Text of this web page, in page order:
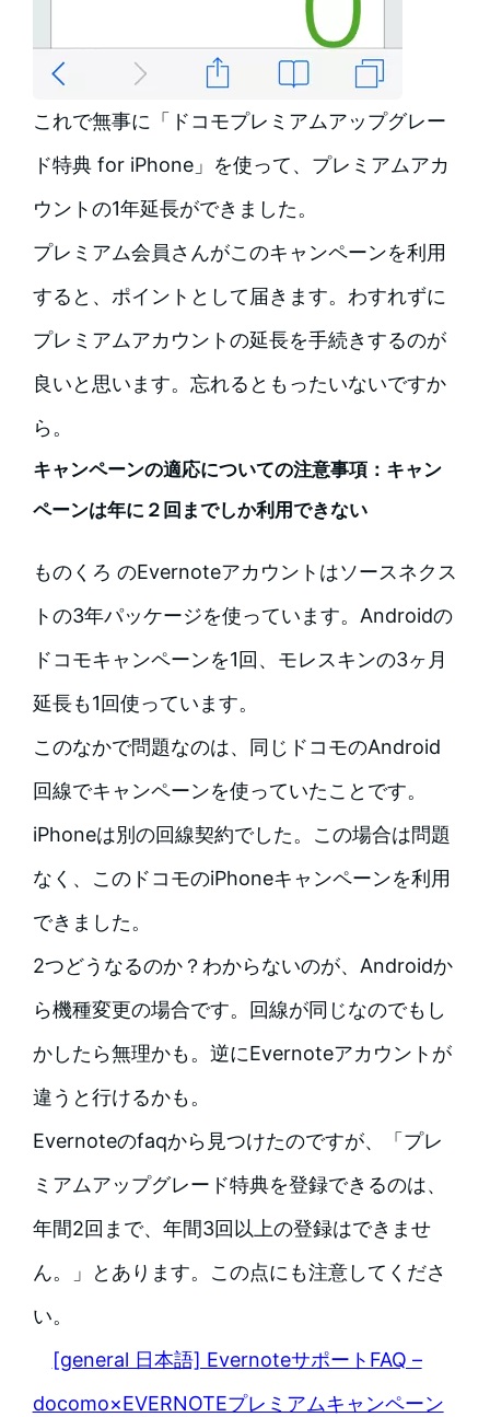
これで無事に「ドコモプレミアムアップグレー
ド特典 for iPhone」を使って、プレミアムアカ
ウントの1年延長ができました。
プレミアム会員さんがこのキャンペーンを利用
すると、ポイントとして届きます。わすれずに
プレミアムアカウントの延長を手続きするのが
良いと思います。忘れるともったいないですか
ら。
キャンペーンの適応についての注意事項：キャン
ペーンは年に２回までしか利用できない
ものくろ のEvernoteアカウントはソースネクス
トの3年パッケージを使っています。Androidの
ドコモキャンペーンを1回、モレスキンの3ヶ月
延長も1回使っています。
このなかで問題なのは、同じドコモのAndroid
回線でキャンペーンを使っていたことです。
iPhoneは別の回線契約でした。この場合は問題
なく、このドコモのiPhoneキャンペーンを利用
できました。
2つどうなるのか？わからないのが、Androidか
ら機種変更の場合です。回線が同じなのでもし
かしたら無理かも。逆にEvernoteアカウントが
違うと行けるかも。
Evernoteのfaqから見つけたのですが、「プレ
ミアムアップグレード特典を登録できるのは、
年間2回まで、年間3回以上の登録はできませ
ん。」とあります。この点にも注意してくださ
い。
[general 日本語] EvernoteサポートFAQ –
docomo×EVERNOTEプレミアムキャンペーン